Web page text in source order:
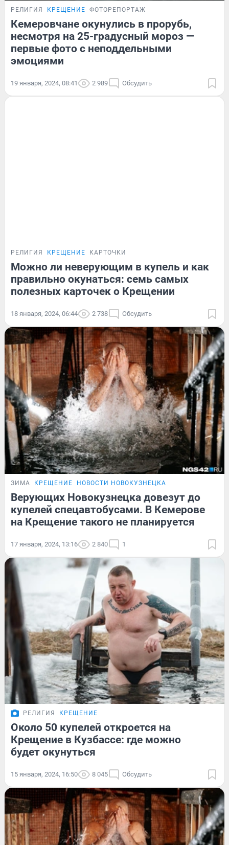
РЕЛИГИЯ КРЕЩЕНИЕ ФОТОРЕПОРТАЖ
Кемеровчане окунулись в прорубь,
несмотря на 25-градусный мороз —
первые фото с неподдельными
эмоциями
19 января, 2024, 08:41 2 989 Обсудить
РЕЛИГИЯ КРЕЩЕНИЕ КАРТОЧКИ
Можно ли неверующим в купель и как
правильно окунаться: семь самых
полезных карточек о Крещении
18 января, 2024, 06:44 2 738 Обсудить
ЗИМА КРЕЩЕНИЕ НОВОСТИ НОВОКУЗНЕЦКА
Верующих Новокузнецка довезут до
купелей спецавтобусами. В Кемерове
на Крещение такого не планируется
17 января, 2024, 13:16 2 840 1
РЕЛИГИЯ КРЕЩЕНИЕ
Около 50 купелей откроется на
Крещение в Кузбассе: где можно
будет окунуться
15 января, 2024, 16:50 8 045 Обсудить